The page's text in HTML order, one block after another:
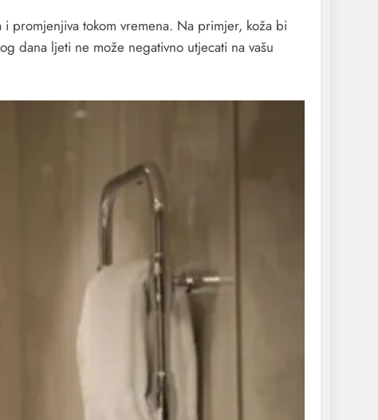
promjenjiva tokom vremena. Na primjer, koža bi
dana ljeti ne može negativno utjecati na vašu